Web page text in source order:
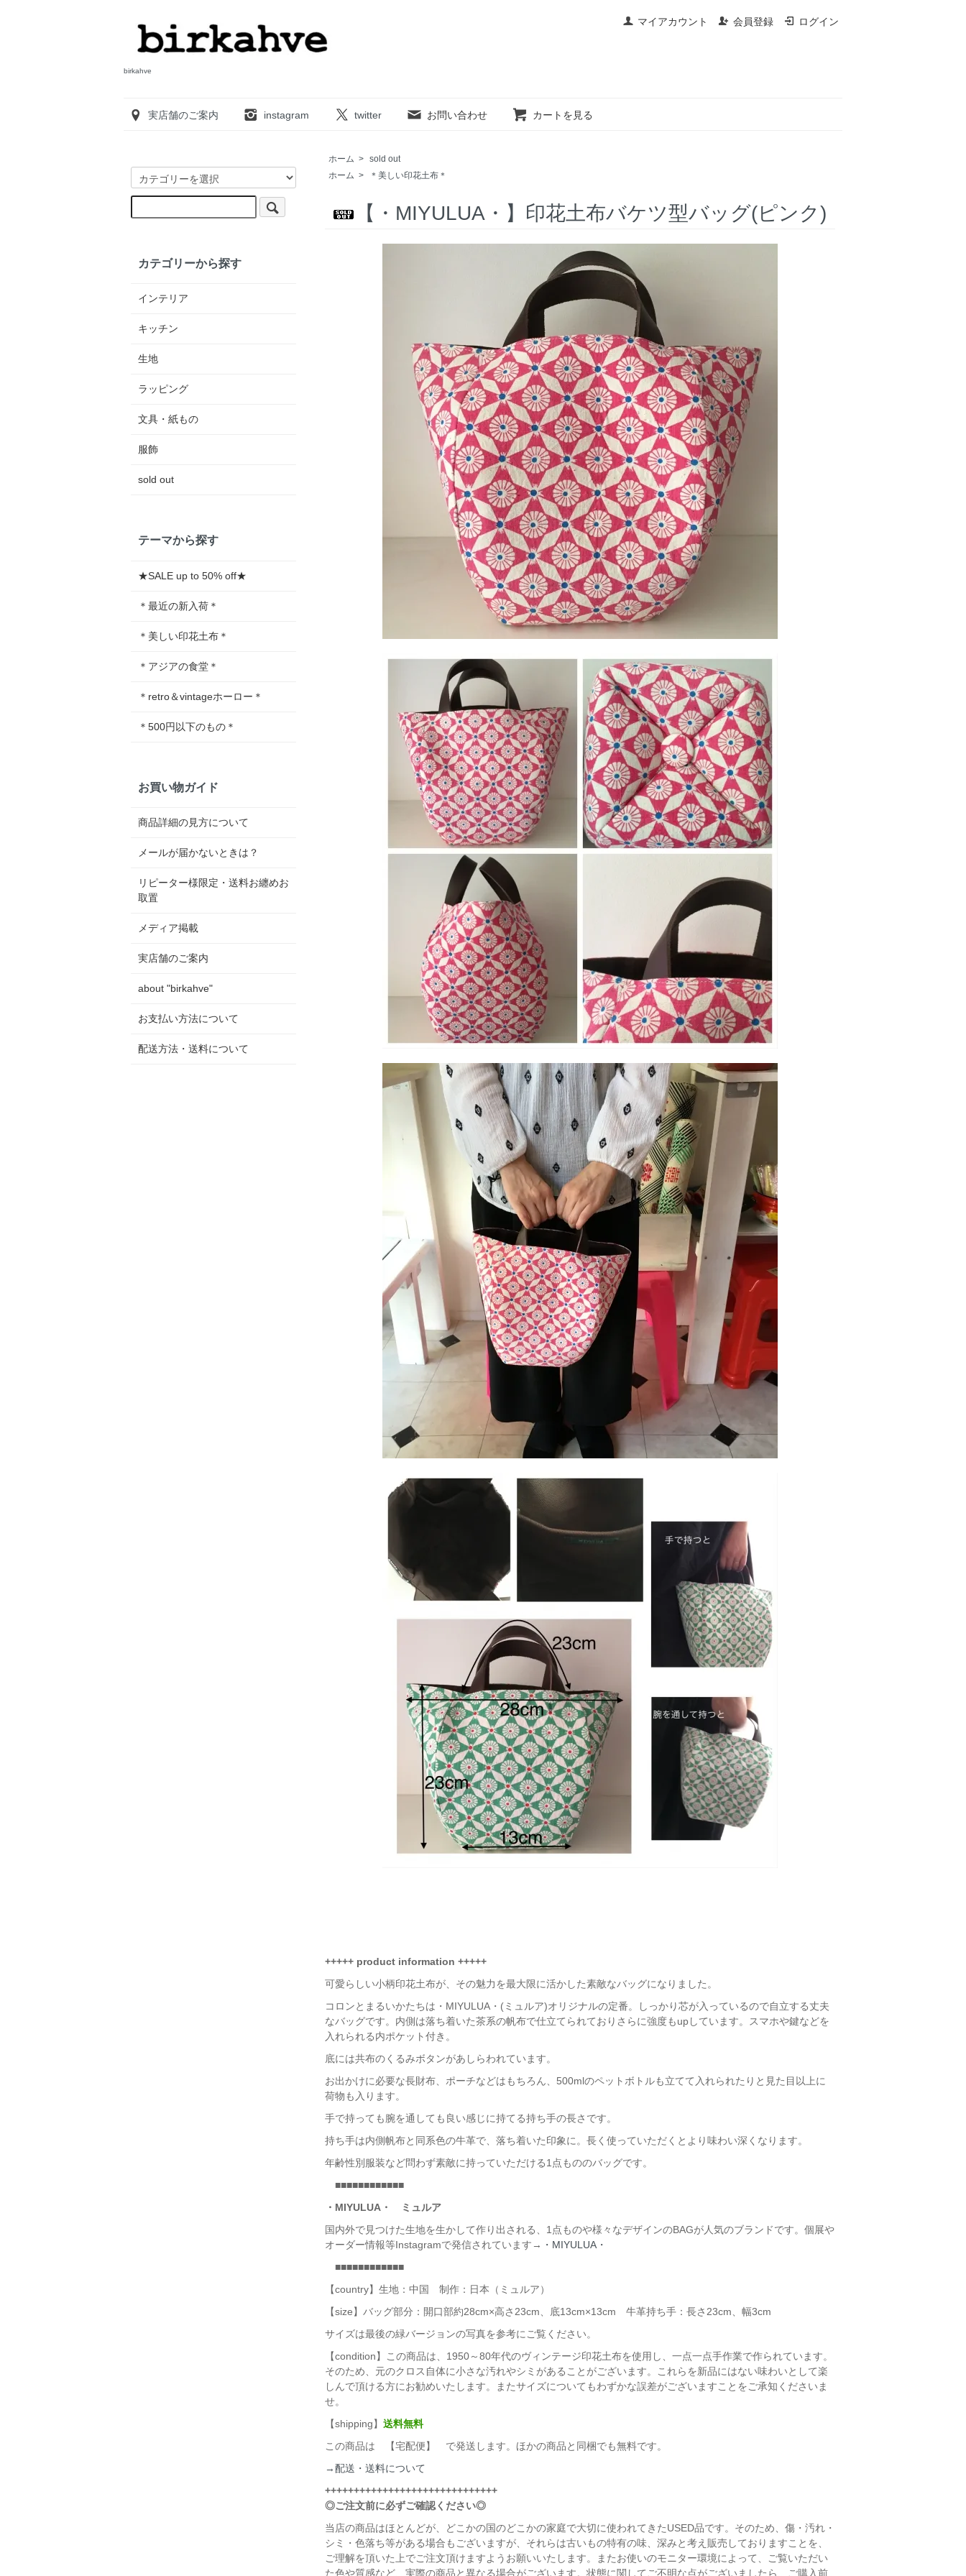
マイアカウント 会員登録 ログイン
birkahve
実店舗のご案内 instagram twitter お問い合わせ カートを見る
ホーム > sold out
ホーム > ＊美しい印花土布＊
【・MIYULUA・】印花土布バケツ型バッグ(ピンク)
+++++ product information +++++
可愛らしい小柄印花土布が、その魅力を最大限に活かした素敵なバッグになりました。
コロンとまるいかたちは・MIYULUA・(ミュルア)オリジナルの定番。しっかり芯が入っているので自立する丈夫
なバッグです。内側は落ち着いた茶系の帆布で仕立てられておりさらに強度もupしています。スマホや鍵などを
入れられる内ポケット付き。
底には共布のくるみボタンがあしらわれています。
お出かけに必要な長財布、ポーチなどはもちろん、500mlのペットボトルも立てて入れられたりと見た目以上に
荷物も入ります。
手で持っても腕を通しても良い感じに持てる持ち手の長さです。
持ち手は内側帆布と同系色の牛革で、落ち着いた印象に。長く使っていただくとより味わい深くなります。
年齢性別服装など問わず素敵に持っていただける1点もののバッグです。
■■■■■■■■■■■■
・MIYULUA・ ミュルア
国内外で見つけた生地を生かして作り出される、1点ものや様々なデザインのBAGが人気のブランドです。個展や
オーダー情報等Instagramで発信されています→ ・MIYULUA・
■■■■■■■■■■■■
【country】生地：中国 制作：日本（ミュルア）
【size】バッグ部分：開口部約28cm×高さ23cm、底13cm×13cm 牛革持ち手：長さ23cm、幅3cm
サイズは最後の緑バージョンの写真を参考にご覧ください。
【condition】この商品は、1950～80年代のヴィンテージ印花土布を使用し、一点一点手作業で作られています。
そのため、元のクロス自体に小さな汚れやシミがあることがございます。これらを新品にはない味わいとして楽
しんで頂ける方にお勧めいたします。またサイズについてもわずかな誤差がございますことをご承知くださいま
せ。
【shipping】 送料無料
この商品は 【宅配便】 で発送します。ほかの商品と同梱でも無料です。
→配送・送料について
++++++++++++++++++++++++++++++
◎ご注文前に必ずご確認ください◎
当店の商品はほとんどが、どこかの国のどこかの家庭で大切に使われてきたUSED品です。そのため、傷・汚れ・
シミ・色落ち等がある場合もございますが、それらは古いもの特有の味、深みと考え販売しておりますことを、
ご理解を頂いた上でご注文頂けますようお願いいたします。またお使いのモニター環境によって、ご覧いただい
た色や質感など、実際の商品と異なる場合がございます。状態に関してご不明な点がございましたら、ご購入前
カテゴリーから探す
インテリア
キッチン
生地
ラッピング
文具・紙もの
服飾
sold out
テーマから探す
★SALE up to 50% off★
＊最近の新入荷＊
＊美しい印花土布＊
＊アジアの食堂＊
＊retro＆vintageホーロー＊
＊500円以下のもの＊
お買い物ガイド
商品詳細の見方について
メールが届かないときは？
リピーター様限定・送料お纏めお
取置
メディア掲載
実店舗のご案内
about "birkahve"
お支払い方法について
配送方法・送料について